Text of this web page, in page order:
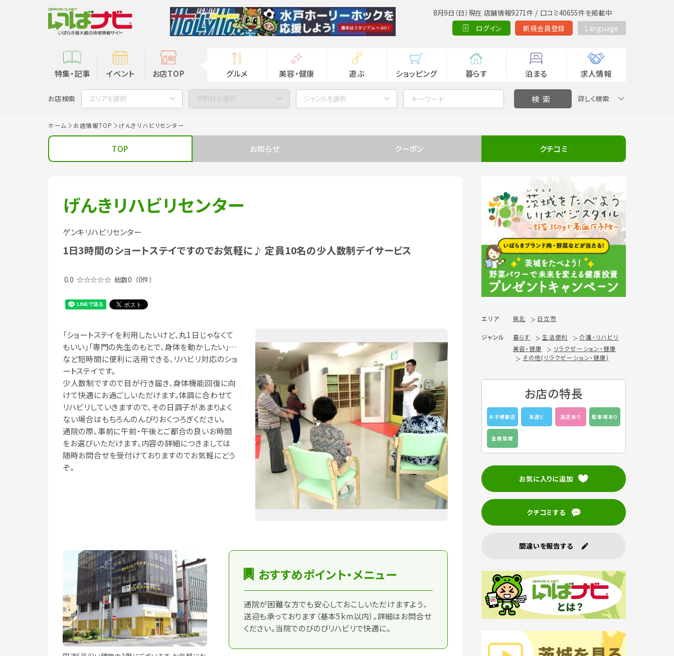
8月9日（日）現在 店舗情報9271件 / 口コミ40655件を掲載中
ログイン
新規会員登録 Language
特集・記事 イベント お店TOP グルメ 美容・健康 遊ぶ ショッピング 暮らす 泊まる 求人情報
お店検索 エリアを選択 市町村を選択 ジャンルを選択 詳しく検索
ホーム お店情報TOP げんきリハビリセンター
TOP お知らせ クーポン クチコミ
げんきリハビリセンター
ゲンキリハビリセンター
1日3時間のショートステイですのでお気軽に♪ 定員10名の少人数制デイサービス
0.0 ☆☆☆☆☆ 総数0 （0件）
「ショートステイを利用したいけど、丸1日じゃなくて
もいい」「専門の先生のもとで、身体を動かしたい」…
など短時間に便利に活用できる、リハビリ対応のショ
ートステイです。
少人数制ですので目が行き届き、身体機能回復に向
けて快適にお過ごしいただけます。体調に合わせて
リハビリしていきますので、その日調子があまりよく
ない場合はもちろんのんびりおくつろぎください。
通院の際、事前に午前・午後とご都合の良いお時間
をお選びいただけます。内容の詳細につきましては
随時お問合せを受付けておりますのでお気軽にどう
ぞ。
おすすめポイント・メニュー
通院が困難な方でも安心しておこしいただけますよう、
送迎も承っております（基本5km以内）。詳細はお問合せ
ください。当院でのびのびリハビリで快適に。
エリア 県北 日立市
ジャンル 暮らす 生活便利
介護・リハビリ
美容・健康
リラクゼーション・健康
その他(リラクゼーション・健康)
お店の特長
お子様歓迎 友達と 送迎あり 駐車場あり
全席禁煙
お気に入りに追加
クチコミする
間違いを報告する